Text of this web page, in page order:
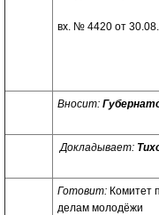
вх. № 4420 от
Вносит:
Докладывает:
Готовит: Комитет
делам молодёжи